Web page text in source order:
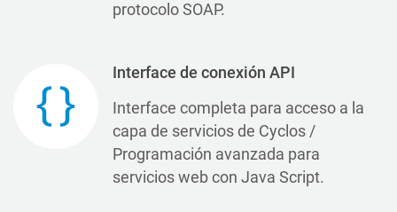
protocolo SOAP.
Interface de conexión API
Interface completa para acceso a la
capa de servicios de Cyclos /
Programación avanzada para
servicios web con Java Script.